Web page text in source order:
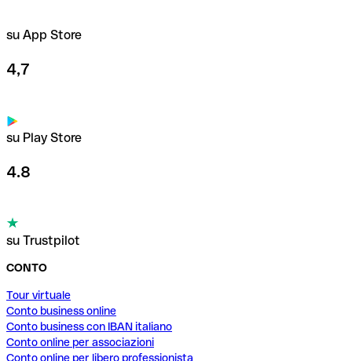
su App Store
4,7
su Play Store
4.8
su Trustpilot
CONTO
Tour virtuale
Conto business online
Conto business con IBAN italiano
Conto online per associazioni
Conto online per libero professionista